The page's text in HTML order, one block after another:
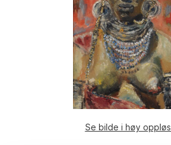
Se bilde i høy